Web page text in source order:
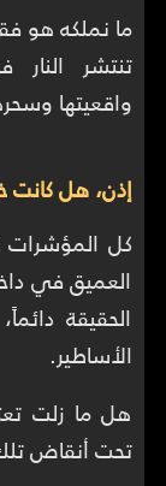
ما نملكه هو
تنتشر
واقعيتها
إذن، هل كانت
كل
العميق في
الحقيقة
الأساطير.
هل ما زلت
تحت أنقاض